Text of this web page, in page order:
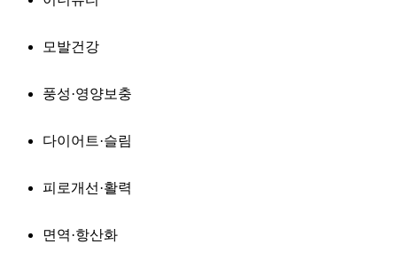
모발건강
풍성·영양보충
다이어트·슬림
피로개선·활력
면역·항산화